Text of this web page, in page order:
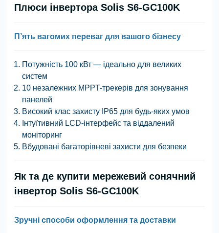
Плюси інвертора Solis S6-GC100K
П’ять вагомих переваг для вашого бізнесу
Потужність 100 кВт — ідеально для великих
систем
10 незалежних MPPT-трекерів для зонування
панелей
Високий клас захисту IP65 для будь-яких умов
Інтуїтивний LCD-інтерфейс та віддалений
моніторинг
Вбудовані багаторівневі захисти для безпеки
Як та де купити мережевий сонячний
інвертор Solis S6-GC100K
Зручні способи оформлення та доставки